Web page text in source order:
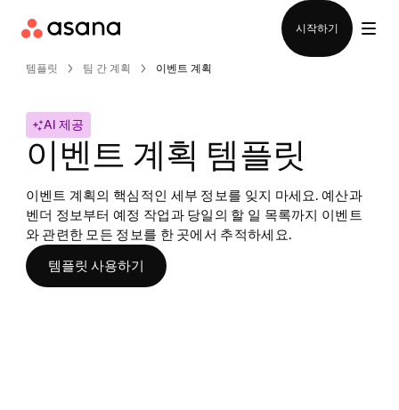
시작하기
템플릿 팀 간 계획 이벤트 계획
AI 제공
이벤트 계획 템플릿
이벤트 계획의 핵심적인 세부 정보를 잊지 마세요. 예산과
벤더 정보부터 예정 작업과 당일의 할 일 목록까지 이벤트
와 관련한 모든 정보를 한 곳에서 추적하세요.
템플릿 사용하기